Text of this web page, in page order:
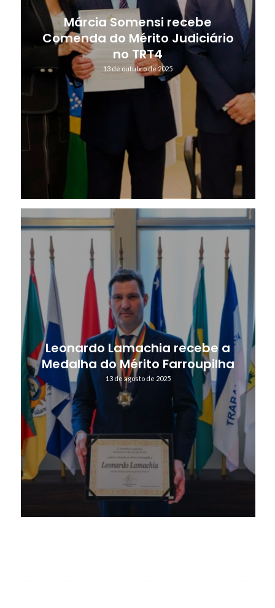
Márcia Somensi recebe
Comenda do Mérito Judiciário
no TRT4
13 de outubro de 2025
Leonardo Lamachia recebe a
Medalha do Mérito Farroupilha
13 de agosto de 2025